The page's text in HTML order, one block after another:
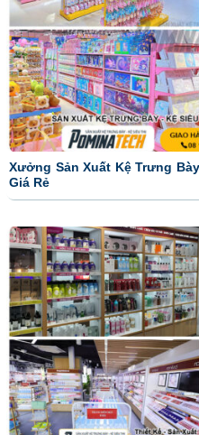
Xưởng Sản Xuất Kệ Trưng
Giá Rẻ